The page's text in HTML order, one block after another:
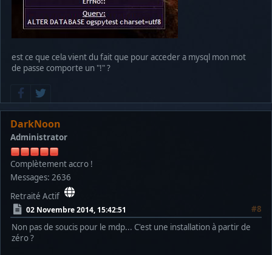
est ce que cela vient du fait que pour acceder a mysql mon mot
de passe comporte un "!" ?
DarkNoon
Administrator
Complètement accro !
Messages: 2636
Retraité Actif
02 Novembre 2014, 15:42:51
#8
Non pas de soucis pour le mdp... C'est une installation à partir de
zéro ?